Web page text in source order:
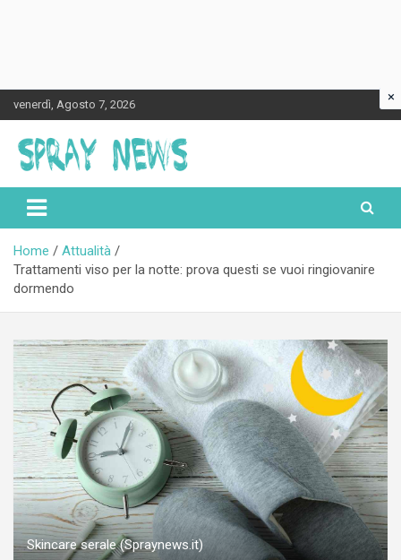
to
content
venerdì, Agosto 7, 2026
Spraynews.it
Home
Attualità
Trattamenti viso per la notte: prova questi se vuoi ringiovanire
dormendo
Skincare serale (Spraynews.it)
×